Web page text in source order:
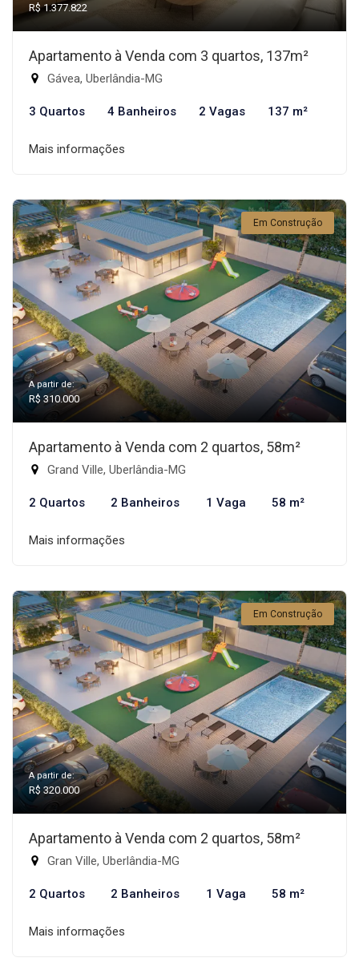
R$ 1.377.822
Apartamento à Venda com 3 quartos, 137m²
Gávea, Uberlândia-MG
3 Quartos 4 Banheiros 2 Vagas 137 m²
Mais informações
Em Construção
A partir de:
R$ 310.000
Apartamento à Venda com 2 quartos, 58m²
Grand Ville, Uberlândia-MG
2 Quartos 2 Banheiros 1 Vaga 58 m²
Mais informações
Em Construção
A partir de:
R$ 320.000
Apartamento à Venda com 2 quartos, 58m²
Gran Ville, Uberlândia-MG
2 Quartos 2 Banheiros 1 Vaga 58 m²
Mais informações